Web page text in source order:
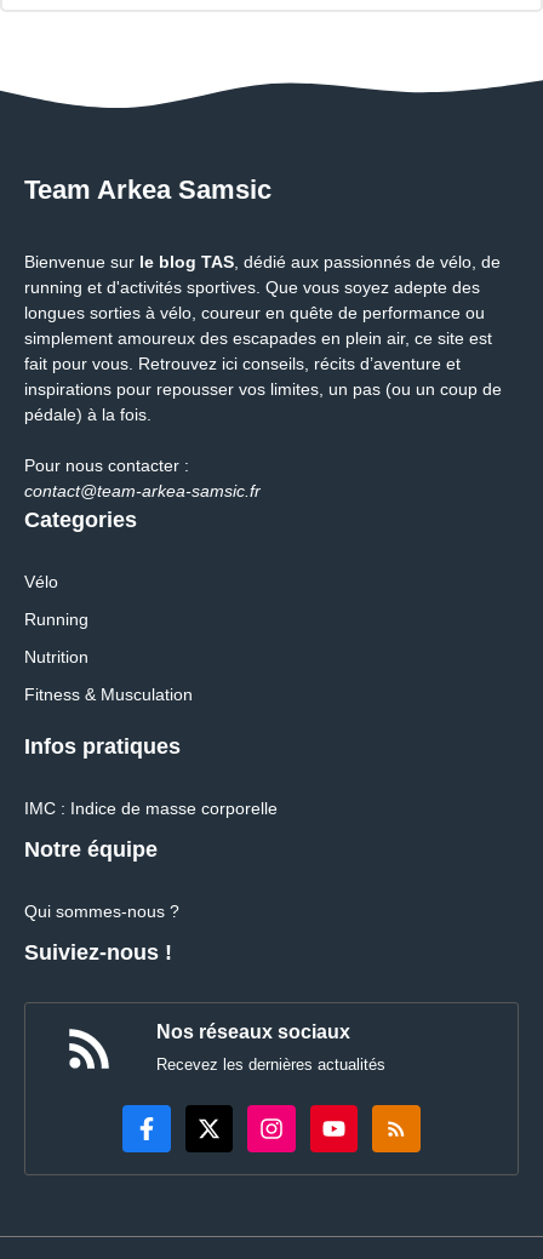
Team Arkea Samsic
Bienvenue sur le blog TAS , dédié aux passionnés de vélo, de
running et d'activités sportives. Que vous soyez adepte des
longues sorties à vélo, coureur en quête de performance ou
simplement amoureux des escapades en plein air, ce site est
fait pour vous. Retrouvez ici conseils, récits d’aventure et
inspirations pour repousser vos limites, un pas (ou un coup de
pédale) à la fois.
Pour nous contacter :
contact@team-arkea-samsic.fr
Categories
Vélo
Running
Nutrition
Fitness & Musculation
Infos pratiques
IMC : Indice de masse corporelle
Notre équipe
Qui sommes-nous ?
Suiviez-nous !
Nos réseaux sociaux
Recevez les dernières actualités